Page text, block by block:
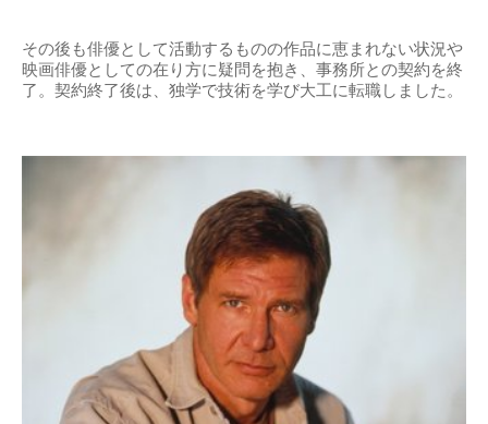
その後も俳優として活動するものの作品に恵まれない状況や
映画俳優としての在り方に疑問を抱き、事務所との契約を終
了。契約終了後は、独学で技術を学び大工に転職しました。